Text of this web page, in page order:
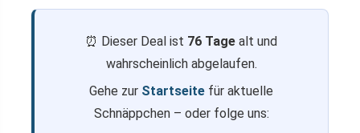
⏰ Dieser Deal ist 76 Tage alt und
wahrscheinlich abgelaufen.
Gehe zur Startseite für aktuelle
Schnäppchen – oder folge uns: